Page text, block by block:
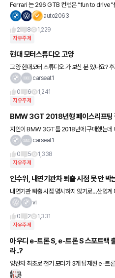
Ferrari 는 296 GTB 컨셉은 “fun to drive”
고 말합니다. 고로 모든 상황에서 유용한 주행
auto2063
2
8 1,229
자유주제
현대 모터스튜디오 고양
고양 현대모터 스튜디오 가 보신 분 있나요?
들과 어른 모두 관람하기 좋은 것 같네요. 다음
carseat1
0
6 1,241
자유주제
BMW 3GT 2018년형 페이스리프팅
지인이 BMW 3GT를 2018년에 구매했는데
요. 2023년이면 만 5년쯤 탄건데 주행거리가 아직 3만키로 좀 안돼요. 상태도 괜찮아서
carseat1
0
5 1,338
자유주제
인수위, 내연기관차 퇴출 시점 못 안 박
내연기관 퇴출 시점 명시하지 않기로…산업
대·기아차는 2040년 전동화 전환 목표 산업
vi
0
2 1,331
자유주제
아우디 e-트론 S, e-트론 S 스포트백
라..?
양산차 최초로 전기 모터가 3개 탑재된 e-트
트백이 출시되었습니다 가격은 e-트론 S가 1억3722만원, e-트론